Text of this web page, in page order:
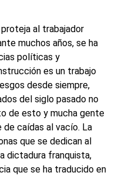
al trabajador
muchos años, se ha
políticas y
es un trabajo
desde siempre,
del siglo pasado no
de esto y mucha gente
caídas al vacío. La
que se dedican al
dictadura franquista,
que se ha traducido en